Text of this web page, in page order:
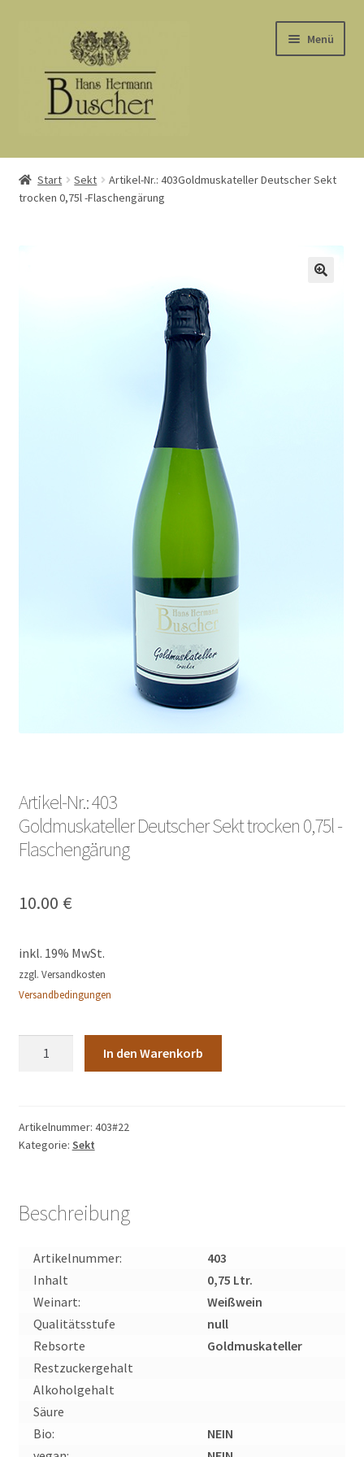
Navigation
springen
springen
Menü
Start
AGB
Start Sekt
Artikel-Nr.: 403Goldmuskateller Deutscher Sekt
trocken 0,75l -Flaschengärung
Artikel-Nr.: 403
Goldmuskateller Deutscher Sekt trocken 0,75l -
Flaschengärung
10.00 €
inkl. 19% MwSt.
zzgl. Versandkosten
Versandbedingungen
Sekt
trocken
Flaschengärung
In den Warenkorb
Artikelnummer: 403#22
Kategorie: Sekt
Beschreibung
Artikelnummer:
403
Inhalt
0,75 Ltr.
Weinart:
Weißwein
Qualitätsstufe
null
Rebsorte
Goldmuskateller
Restzuckergehalt
Alkoholgehalt
Säure
Bio:
NEIN